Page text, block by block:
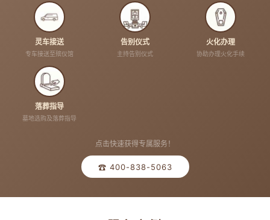
灵车接送
专车接送至殡仪馆
告别仪式
主持告别仪式
火化办理
协助办理火化手续
落葬指导
墓地选购及落葬指导
点击快速获得专属服务！
☎ 400-838-5063